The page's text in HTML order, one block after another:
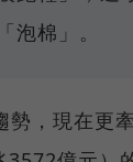
棉」。
，現在更